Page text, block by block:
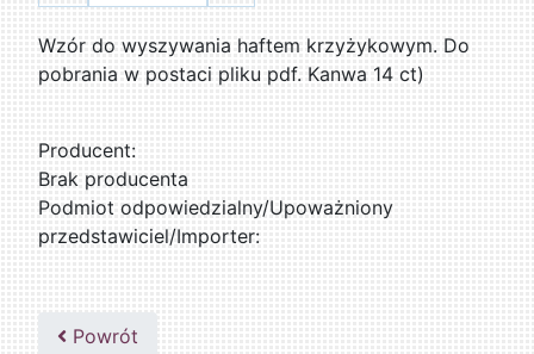
Wzór do wyszywania haftem krzyżykowym. Do
pobrania w postaci pliku pdf. Kanwa 14 ct)
Producent:
Brak producenta
Podmiot odpowiedzialny/Upoważniony
przedstawiciel/Importer:
Powrót